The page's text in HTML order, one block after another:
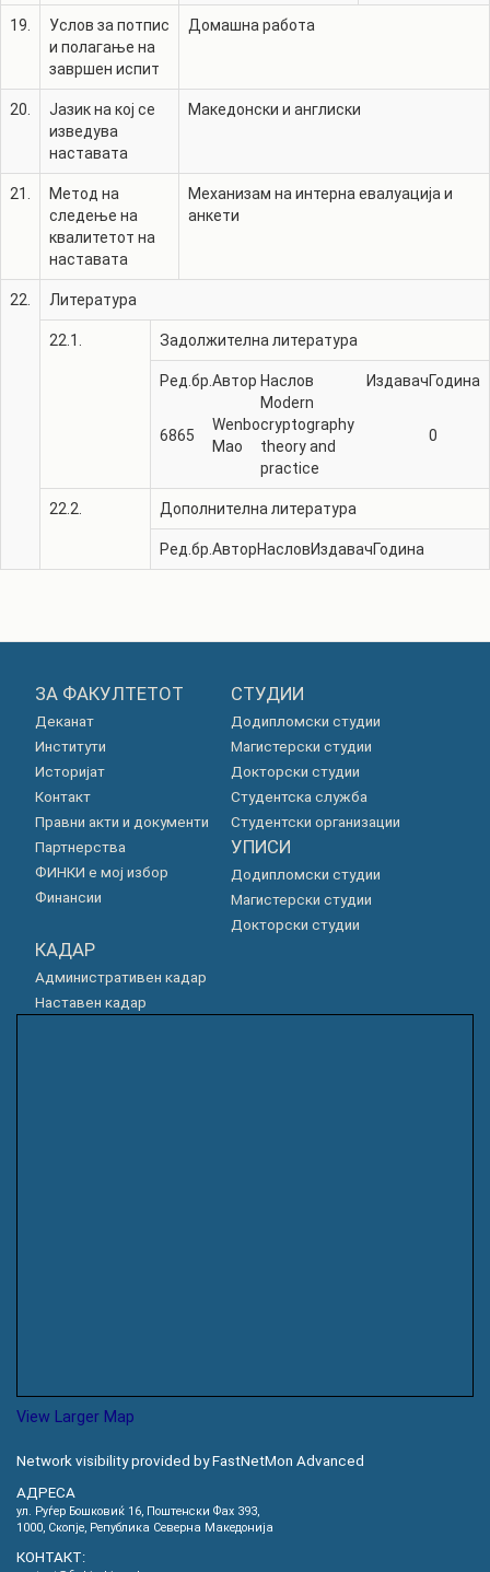
19.
Услов за потпис
и полагање на
завршен испит
Домашна работа
20.
Јазик на кој се
изведува
наставата
Македонски и англиски
21.
Метод на
следење на
квалитетот на
наставата
Механизам на интерна евалуација и
анкети
22. Литература
22.1. Задолжителна литература
Ред.бр. Автор Наслов ИздавачГодина
6865
Wenbo
Mao
Modern
cryptography
theory and
practice
0
22.2. Дополнителна литература
Ред.бр. АвторНасловИздавачГодина
ЗА ФАКУЛТЕТОТ
Деканат
Институти
Историјат
Контакт
Правни акти и документи
Партнерства
ФИНКИ е мој избор
Финансии
СТУДИИ
Додипломски студии
Магистерски студии
Докторски студии
Студентска служба
Студентски организации
УПИСИ
Додипломски студии
Магистерски студии
Докторски студии
КАДАР
Административен кадар
Наставен кадар
View Larger Map
Network visibility provided by FastNetMon Advanced
АДРЕСА
ул. Руѓер Бошковиќ 16, Пoштенски Фах 393,
1000, Скопје, Република Северна Македонија
КОНТАКТ: